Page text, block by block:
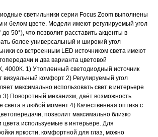
светильники серии Focus Zoom выполнены
и белом цвете. Модели имеют регулируемый угол
50°), что позволит расставить акценты в
более универсальный и широкий угол
со встроенным LED источником света имеют
и два варианта цветовой
4000К. 1) Утопленный светодиодный источник
визуальный комфорт 2) Регулируемый угол
максимально использовать свет в интерьере
3) Поворотный механизм, даёт возможность
света в любой момент 4) Качественная оптика с
позволит максимально близко
используемые в интерьере. Для
яркости, комфортной для глаз, можно